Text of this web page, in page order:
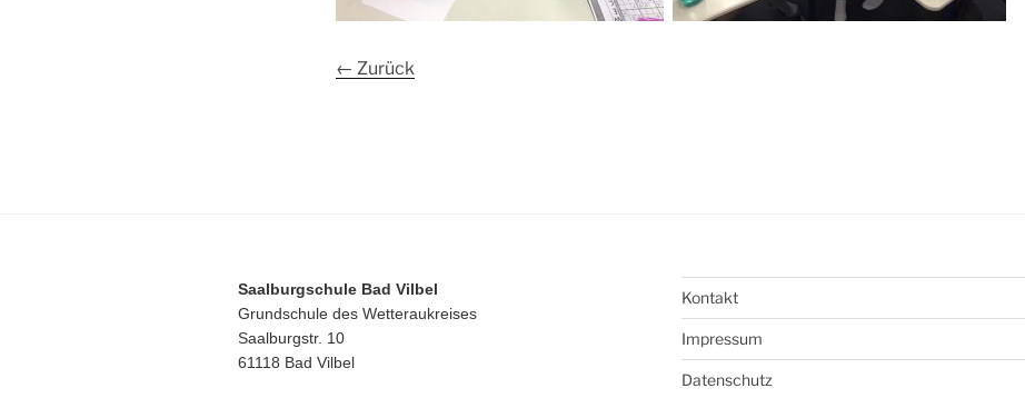
← Zurück
Saalburgschule Bad Vilbel
Grundschule des Wetteraukreises
Saalburgstr. 10
61118 Bad Vilbel
Kontakt
Impressum
Datenschutz